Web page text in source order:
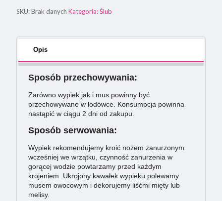
SKU:Brak danych Kategoria:Ślub
Opis
Sposób przechowywania:
Zarówno wypiek jak i mus powinny być
przechowywane w lodówce. Konsumpcja powinna
nastąpić w ciągu 2 dni od zakupu.
Sposób serwowania:
Wypiek rekomendujemy kroić nożem zanurzonym
wcześniej we wrzątku, czynność zanurzenia w
gorącej wodzie powtarzamy przed każdym
krojeniem. Ukrojony kawałek wypieku polewamy
musem owocowym i dekorujemy liśćmi mięty lub
melisy.